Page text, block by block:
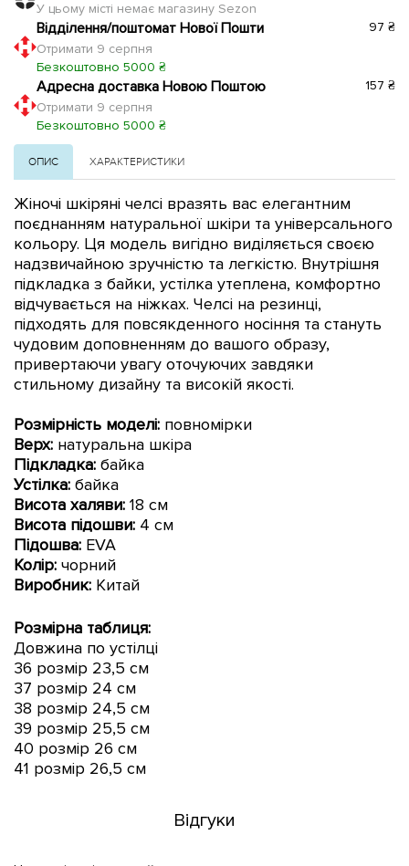
У цьому місті немає магазину Sezon
Відділення/поштомат Нової Пошти
Отримати 9 серпня
Безкоштовно 5000 ₴
97 ₴
Адресна доставка Новою Поштою
Отримати 9 серпня
Безкоштовно 5000 ₴
157 ₴
ОПИС ХАРАКТЕРИСТИКИ
Жіночі шкіряні челсі вразять вас елегантним
поєднанням натуральної шкіри та універсального
кольору. Ця модель вигідно виділяється своєю
надзвичайною зручністю та легкістю. Внутрішня
підкладка з байки, устілка утеплена, комфортно
відчувається на ніжках. Челсі на резинці,
підходять для повсякденного носіння та стануть
чудовим доповненням до вашого образу,
привертаючи увагу оточуючих завдяки
стильному дизайну та високій якості.
Розмірність моделі: повномірки
Верх: натуральна шкіра
Підкладка: байка
Устілка: байка
Висота халяви: 18 см
Висота підошви: 4 см
Підошва: EVA
Колір: чорний
Виробник: Китай
Розмірна таблиця:
Довжина по устілці
36 розмір 23,5 см
37 розмір 24 см
38 розмір 24,5 см
39 розмір 25,5 см
40 розмір 26 см
41 розмір 26,5 см
Відгуки